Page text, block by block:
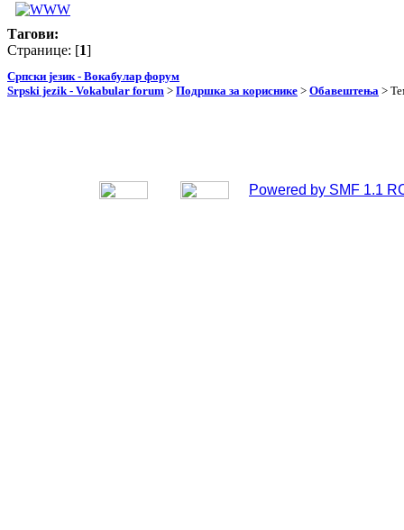
Тагови:
Странице: [1]
Српски језик - Вокабулар форум
Srpski jezik - Vokabular forum > Подршка за кориснике > Обавештења >
Powered by SMF 1.1